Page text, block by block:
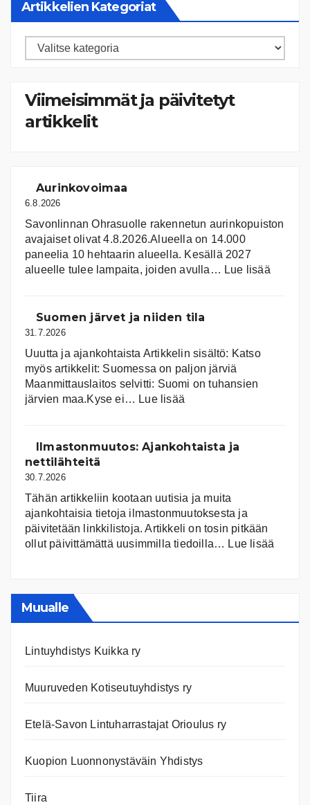
Artikkelien Kategoriat
Artikkelien
Viimeisimmät ja päivitetyt
artikkelit
Aurinkovoimaa
6.8.2026
Savonlinnan Ohrasuolle rakennetun aurinkopuiston
avajaiset olivat 4.8.2026.Alueella on 14.000
paneelia 10 hehtaarin alueella. Kesällä 2027
alueelle tulee lampaita, joiden avulla… Lue lisää:
Suomen järvet ja niiden tila
31.7.2026
Uuutta ja ajankohtaista Artikkelin sisältö: Katso
myös artikkelit: Suomessa on pal­jon jär­viä
Maanmittauslaitos selvitti: Suomi on tuhansien
järvien maa.Kyse ei… Lue lisää
ja
Ilmastonmuutos: Ajankohtaista ja
nettilähteitä
30.7.2026
Tähän artikkeliin kootaan uutisia ja muita
ajankohtaisia tietoja ilmastonmuutoksesta ja
päivitetään linkkilistoja. Artikkeli on tosin pitkään
ollut päivittämättä uusimmilla tiedoilla… Lue lisää
Muualle
Lintuyhdistys Kuikka ry
Muuruveden Kotiseutuyhdistys ry
Etelä-Savon Lintuharrastajat Orioulus ry
Kuopion Luonnonystäväin Yhdistys
Tiira